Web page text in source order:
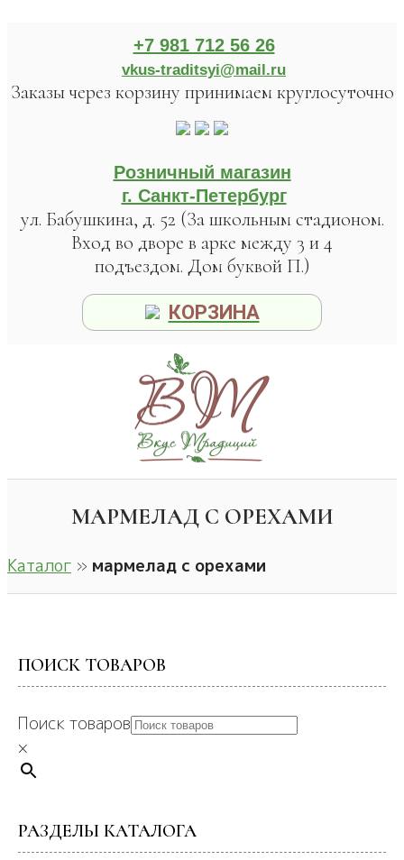
+7 981 712 56 26
vkus-traditsyi@mail.ru
Заказы через корзину принимаем круглосуточно
Розничный магазин
г. Санкт-Петербург
ул. Бабушкина, д. 52 (За школьным стадионом.
Вход во дворе в арке между 3 и 4
подъездом. Дом буквой П.)
КОРЗИНА
МАРМЕЛАД С ОРЕХАМИ
Каталог » мармелад с орехами
ПОИСК ТОВАРОВ
Поиск товаров
×
РАЗДЕЛЫ КАТАЛОГА